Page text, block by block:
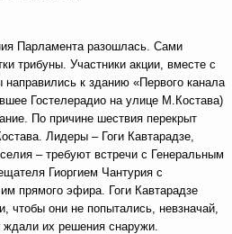
Парламента разошлась. Сами
трибуны. Участники акции, вместе с
к зданию «Первого канала
Гостелерадио на улице М.Костава)
По причине шествия перекрыт
Лидеры – Гоги Кавтарадзе,
– требуют встречи с Генеральным
Гиоргием Чантурия с
прямого эфира. Гоги Кавтарадзе
чтобы они не попытались, невзначай,
ждали их решения снаружи.